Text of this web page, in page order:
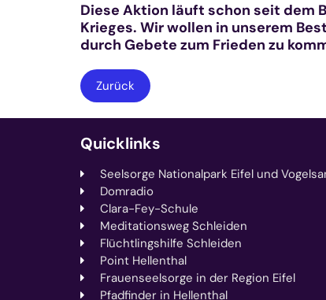
Diese Aktion läuft schon seit dem
Krieges. Wir wollen in unserem
durch Gebete zum Frieden zu
Zurück
Quicklinks
Seelsorge Nationalpark Eifel und
Domradio
Clara-Fey-Schule
Meditationsweg Schleiden
Flüchtlingshilfe Schleiden
Point Hellenthal
Frauenseelsorge in der Region Eifel
Pfadfinder in Hellenthal